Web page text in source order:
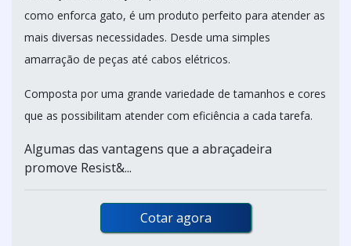
como enforca gato, é um produto perfeito para atender as
mais diversas necessidades. Desde uma simples
amarração de peças até cabos elétricos.
Composta por uma grande variedade de tamanhos e cores
que as possibilitam atender com eficiência a cada tarefa.
Algumas das vantagens que a abraçadeira
promove Resist&...
Cotar agora